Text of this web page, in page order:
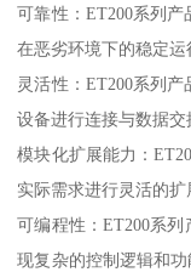
可靠性：ET200系列
在恶劣环境下的稳定运
灵活性：ET200系列
设备进行连接与数据交
模块化扩展能力：
实际需求进行灵活的扩
可编程性：ET200系
现复杂的控制逻辑和